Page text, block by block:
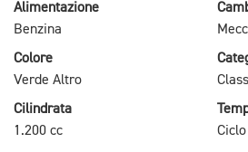
Alimentazione
Benzina
Colore
Verde Altro
Cilindrata
1.200 cc